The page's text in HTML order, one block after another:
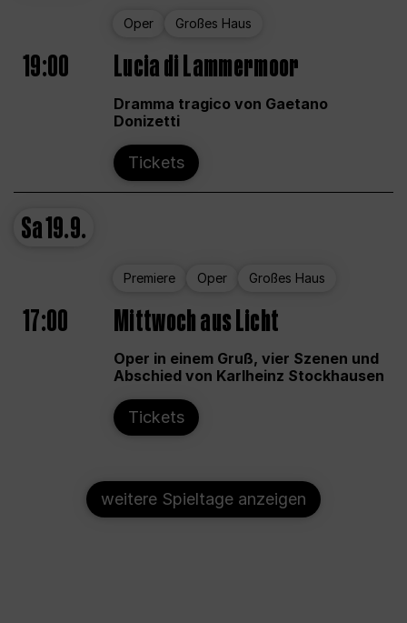
Oper Großes Haus
19:00 Lucia di Lammermoor
Dramma tragico von Gaetano
Donizetti
Tickets
Sa19.9.
Premiere Oper Großes Haus
17:00 Mittwoch aus Licht
Oper in einem Gruß, vier Szenen und
Abschied von Karlheinz Stockhausen
Tickets
weitere Spieltage anzeigen